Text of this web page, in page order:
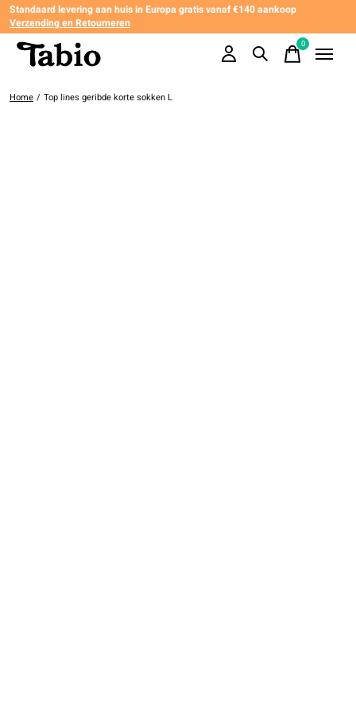
Standaard levering aan huis in Europa gratis vanaf €140 aankoop
Verzending en Retourneren
0items
Home / Top lines geribde korte sokken L